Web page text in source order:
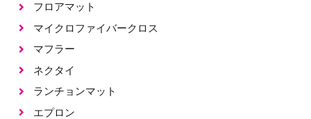
フロアマット
マイクロファイバークロス
マフラー
ネクタイ
ランチョンマット
エプロン